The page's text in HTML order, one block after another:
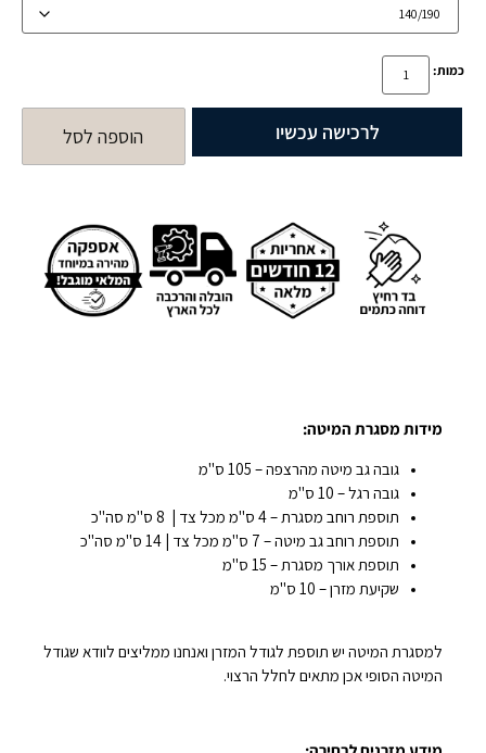
כמות:
הוספה לסל לרכישה עכשיו
מידות מסגרת המיטה:
גובה גב מיטה מהרצפה – 105 ס"מ
גובה רגל – 10 ס"מ
תוספת רוחב מסגרת – 4 ס"מ מכל צד | 8 ס"מ סה"כ
תוספת רוחב גב מיטה – 7 ס"מ מכל צד | 14 ס"מ סה"כ
תוספת אורך מסגרת – 15 ס"מ
שקיעת מזרן – 10 ס"מ
למסגרת המיטה יש תוספת לגודל המזרן ואנחנו ממליצים לוודא שגודל
המיטה הסופי אכן מתאים לחלל הרצוי.